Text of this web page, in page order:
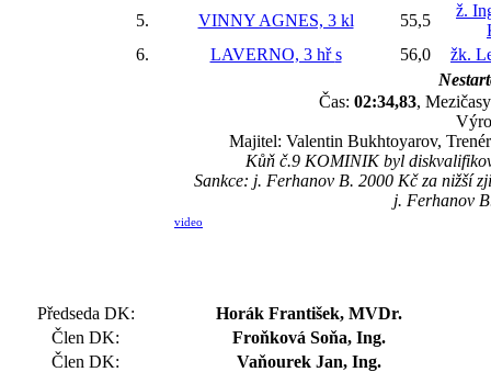
5.
VINNY AGNES, 3 kl 55,5
ž.
6.
LAVERNO, 3 hřs 56,0
žk.
Čas: 02:34,83,
Majitel: Valentin Bukhtoyarov,
Kůň č.9 KOMINIK byl
Sankce: j. Ferhanov B. 2000 Kč za nižší
j. Ferhanov
video
Předseda DK:
Horák František, MVDr.
Člen DK:
Froňková Soňa, Ing.
Člen DK:
Vaňourek Jan, Ing.